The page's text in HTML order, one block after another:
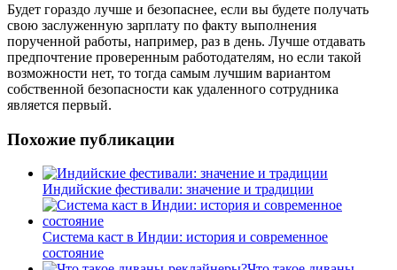
Будет гораздо лучше и безопаснее, если вы будете получать
свою заслуженную зарплату по факту выполнения
порученной работы, например, раз в день. Лучше отдавать
предпочтение проверенным работодателям, но если такой
возможности нет, то тогда самым лучшим вариантом
собственной безопасности как удаленного сотрудника
является первый.
Похожие публикации
Индийские фестивали: значение и традиции
Система каст в Индии: история и современное
состояние